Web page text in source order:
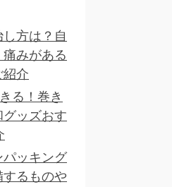
方は？自
みがある
紹介
る！巻き
ッズおす
ッキング
るものや